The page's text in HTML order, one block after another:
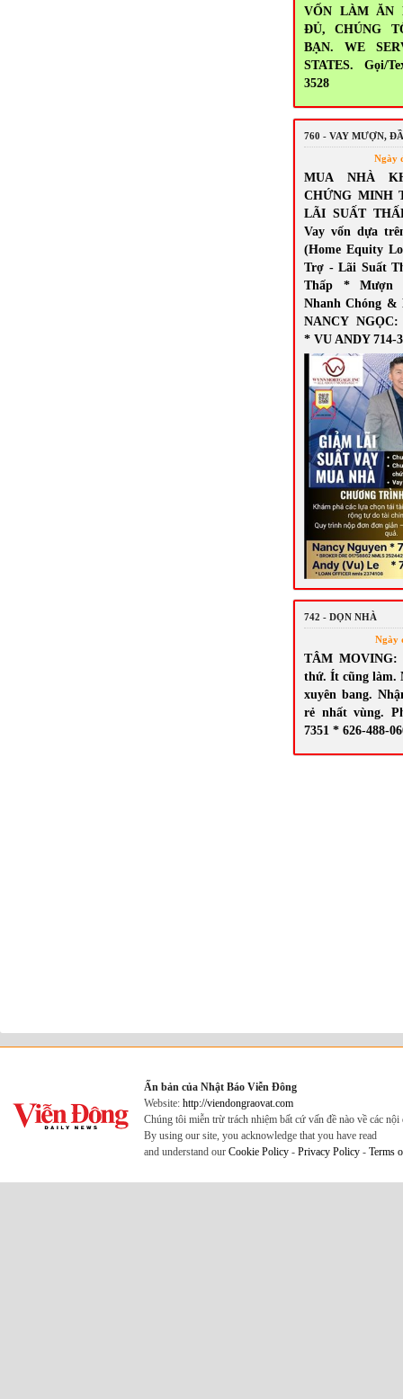
VỐN LÀM ĂN
ĐỦ, CHÚNG
BẠN. WE
STATES. Gọi/
3528
760 - VAY MƯỢN,
Ngày
MUA NHÀ
CHỨNG MINH
LÃI SUẤT
Vay vốn dựa
(Home Equity
Trợ - Lãi Suất
Thấp * Mượn
Nhanh Chóng &
NANCY NGỌC:
* VU ANDY 714-
742 - DỌN NHÀ
Ngày
TÂM MOVING:
thứ. Ít cũng làm.
xuyên bang.
rẻ nhất vùng.
7351 * 626-488-
Ấn bản của Nhật Báo Viễn Đông
Website: http://viendongraovat.com
Chúng tôi miễn trừ trách nhiệm bất cứ vấn đề nào về các
By using our site, you acknowledge that you have read
and understand our Cookie Policy - Privacy Policy - Terms